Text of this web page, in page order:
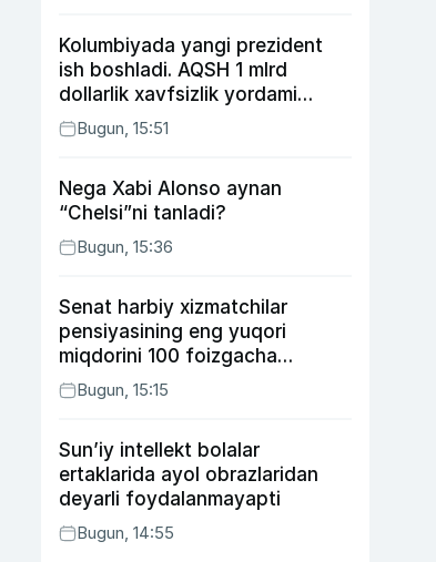
Kolumbiyada yangi prezident
ish boshladi. AQSH 1 mlrd
dollarlik xavfsizlik yordami
bermoqchi
Bugun, 15:51
Nega Xabi Alonso aynan
“Chelsi”ni tanladi?
Bugun, 15:36
Senat harbiy xizmatchilar
pensiyasining eng yuqori
miqdorini 100 foizgacha
oshirishni nazarda tutuvchi
qonunni ma’qulladi
Bugun, 15:15
Sun’iy intellekt bolalar
ertaklarida ayol obrazlaridan
deyarli foydalanmayapti
Bugun, 14:55